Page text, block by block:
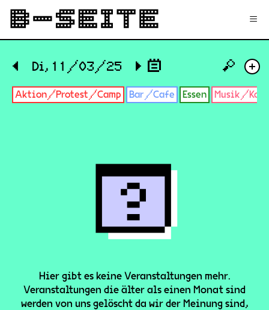
≡
◀ Di, 11/03/25 ▶ +
🔎
Aktion/Protest/Camp Bar/Cafe Essen Musik/
Hier gibt es keine Veranstaltungen mehr.
Veranstaltungen die älter als einen Monat sind
werden von uns gelöscht da wir der Meinung sind,